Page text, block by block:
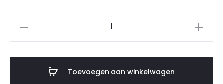
Toevoegen aan winkelwagen